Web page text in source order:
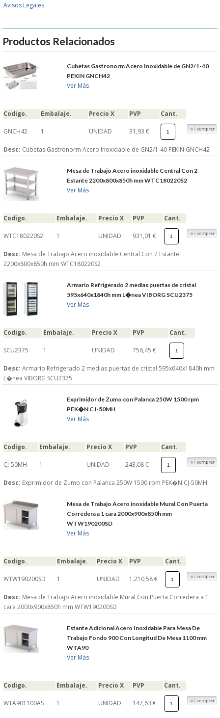
BLOG
S�GUENOS EN
TWITTER
© 2026 SUMINISTROSCEM
TODOS LOS DERECHOS RESERVADOS
Avisos Legales.
Productos Relacionados
Cubetas Gastronorm Acero Inoxidable de GN2/1-40
PEKIN GNCH42
Ver Más
Codigo. Embalaje. Precio X PVP Cant.
GNCH42 1 UNIDAD 31,93 €
Desc: Cubetas Gastronorm Acero Inoxidable de GN2/1-40 PEKIN GNCH42
Mesa de Trabajo Acero inoxidable Central Con 2
Estante 2200x800x850h mm WTC180220S2
Ver Más
Codigo. Embalaje. Precio X PVP Cant.
WTC180220S2 1 UNIDAD 931,01 €
Desc: Mesa de Trabajo Acero inoxidable Central Con 2 Estante
2200x800x850h mm WTC180220S2
Armario Refrigerado 2 medias puertas de cristal
595x640x1840h mm L�nea VIBORG SCU2375
Ver Más
Codigo. Embalaje. Precio X PVP Cant.
SCU2375 1 UNIDAD 756,45 €
Desc: Armario Refrigerado 2 medias puertas de cristal 595x640x1840h mm
L�nea VIBORG SCU2375
Exprimidor de Zumo con Palanca 250W 1500 rpm
PEK�N CJ-50MH
Ver Más
Codigo. Embalaje. Precio X PVP Cant.
CJ-50MH 1 UNIDAD 243,08 €
Desc: Exprimidor de Zumo con Palanca 250W 1500 rpm PEK�N CJ-50MH
Mesa de Trabajo Acero inoxidable Mural Con Puerta
Corredera a 1 cara 2000x900x850h mm
WTW190200SD
Ver Más
Codigo. Embalaje. Precio X PVP Cant.
WTW190200SD 1 UNIDAD 1.210,58 €
Desc: Mesa de Trabajo Acero inoxidable Mural Con Puerta Corredera a 1
cara 2000x900x850h mm WTW190200SD
Estante Adicional Acero Inoxidable Para Mesa De
Trabajo Fondo 900 Con Longitud De Mesa 1100 mm
WTA90
Ver Más
Codigo. Embalaje. Precio X PVP Cant.
WTA901100AS 1 UNIDAD 147,63 €